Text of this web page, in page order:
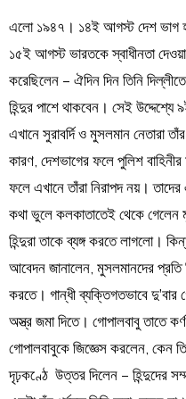
এলো ১৯৪৭। ১৪ই আগস্ট দেশ ভাগ
১৫ই আগস্ট ভারতকে স্বাধীনতা
করেছিলেন – ঐদিন দিন তিনি
হিন্দুর পাশে থাকবেন। সেই
এখানে সুরাবর্দি ও মুসলমান নেতারা
কারণ, দেশভাগের ফলে পুলিশ
ফলে এখানে তাঁরা নিরাপদ নয়।
কথা ভুলে কলকাতাতেই থেকে গেলেন
হিন্দুরা তাকে ব্যঙ্গ করতে লাগলো।
আবেদন জানালেন, মুসলমানদের
করতে। গান্ধী ব্যক্তিগতভাবে
অস্ত্র জমা দিতে। গোপালবাবু তাতে
গোপালবাবুকে জিজ্ঞেস করলেন, কেন
দৃঢ়কণ্ঠে উত্তর দিলেন – হিন্দুদের